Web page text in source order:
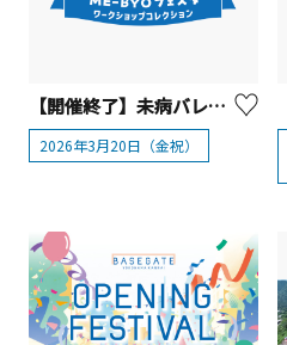
【開催終了】未病バレー ビオトピア「2026未病の日 スプリングチャレンジ in ビオトピア ～ME-BYOフェスタ・ワークショップコレクション～」【大井町】
2026年3月20日（金祝）